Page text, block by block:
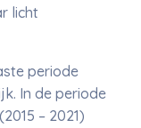
licht
periode
In de periode
– 2021)